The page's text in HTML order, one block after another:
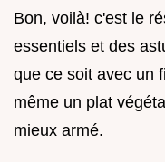
Bon, voilà! c'est le
essentiels et des
que ce soit avec un
même un plat
mieux armé.